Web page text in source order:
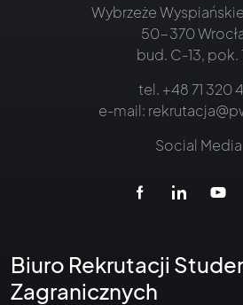
Wybrzeże
50-370
bud. C-13, pok.
tel.+48 71 320
e-mail:
Social Media
Biuro Rekrutacji
Zagranicznych